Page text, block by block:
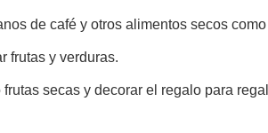
de café y otros alimentos secos
frutas y verduras.
secas y decorar el regalo para